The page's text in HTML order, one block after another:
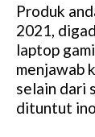
Produk
2021,
laptop
menjawab
selain dari
dituntut